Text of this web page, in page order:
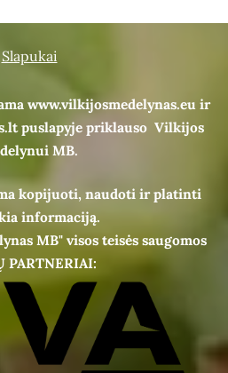
Slapukai
www.vilkijosmedelynas.eu ir
puslapyje priklauso Vilkijos
MB.
kopijuoti, naudoti ir platinti
informaciją.
MB" visos teisės saugomos
PARTNERIAI: